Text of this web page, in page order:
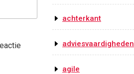
achterkant
adviesvaardigheden
agile